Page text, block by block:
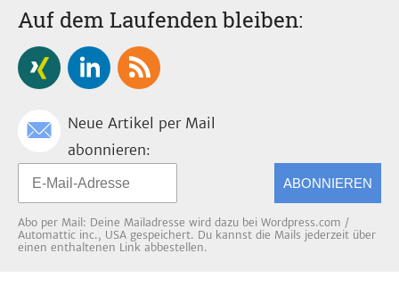
Auf dem Laufenden bleiben:
Neue Artikel per Mail
abonnieren:
ABONNIEREN
Abo per Mail: Deine Mailadresse wird dazu bei Wordpress.com /
Automattic inc., USA gespeichert. Du kannst die Mails jederzeit über
einen enthaltenen Link abbestellen.